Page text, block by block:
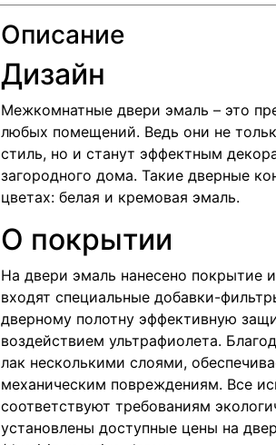
Описание
Дизайн
Межкомнатные двери эмаль – это
любых помещений. Ведь они не
стиль, но и станут эффектным
загородного дома. Такие дверные
цветах: белая и кремовая эмаль.
О покрытии
На двери эмаль нанесено покрытие
входят специальные добавки-
дверному полотну эффективную
воздействием ультрафиолета.
лак несколькими слоями,
механическим повреждениям. Все
соответствуют требованиям
установлены доступные цены на